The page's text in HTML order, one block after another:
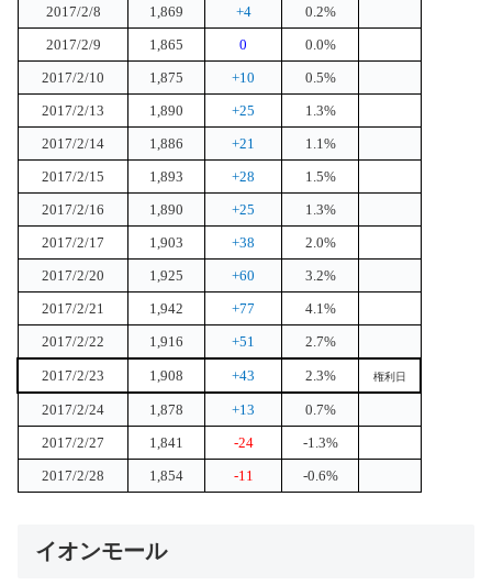
2017/2/8
1,869 +4
0.2%
2017/2/9
1,865 0
0.0%
2017/2/10
1,875 +10
0.5%
2017/2/13
1,890 +25
1.3%
2017/2/14
1,886 +21
1.1%
2017/2/15
1,893 +28
1.5%
2017/2/16
1,890 +25
1.3%
2017/2/17
1,903 +38
2.0%
2017/2/20
1,925 +60
3.2%
2017/2/21
1,942 +77
4.1%
2017/2/22
1,916 +51 2.7%
2017/2/23 1,908 +43 2.3% 権利日
2017/2/24 1,878 +13
0.7%
2017/2/27
1,841 -24
-1.3%
2017/2/28
1,854 -11 -0.6%
イオンモール